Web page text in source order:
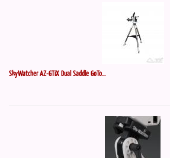
SkyWatcher AZ-GTiX Dual Saddle GoTo...